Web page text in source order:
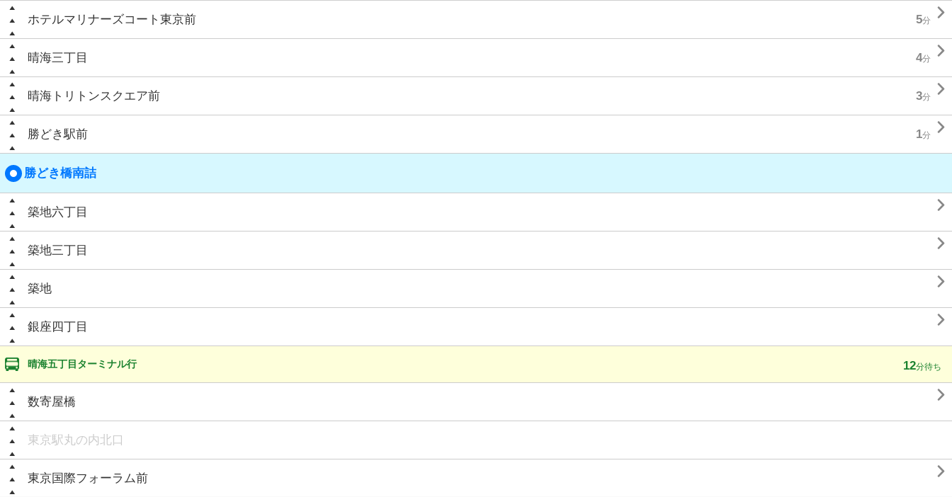
ホテルマリナーズコート東京前 5分 
晴海三丁目 4分 
晴海トリトンスクエア前 3分 
勝どき駅前 1分 
勝どき橋南詰
築地六丁目 
築地三丁目 
築地 
銀座四丁目 
晴海五丁目ターミナル行 12分待ち
数寄屋橋 
東京駅丸の内北口
東京国際フォーラム前 